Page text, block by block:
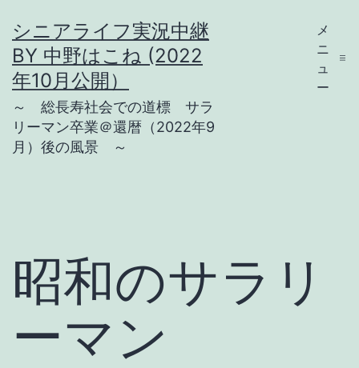
ン
テ
ン
へ
シニアライフ実況中継
BY 中野はこね (2022
年10月公開）
～ 総長寿社会での道標 サラ
リーマン卒業＠還暦（2022年9
月）後の風景 ～
メ
ニ
ュ
ー
昭和のサラリ
ーマン